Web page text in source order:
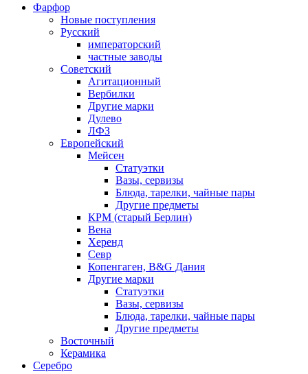
Фарфор
Новые поступления
Русский
императорский
частные заводы
Советский
Агитационный
Вербилки
Другие марки
Дулево
ЛФЗ
Европейский
Мейсен
Статуэтки
Вазы, сервизы
Блюда, тарелки, чайные пары
Другие предметы
КРМ (старый Берлин)
Вена
Херенд
Севр
Копенгаген, B&G Дания
Другие марки
Статуэтки
Вазы, сервизы
Блюда, тарелки, чайные пары
Другие предметы
Восточный
Керамика
Серебро